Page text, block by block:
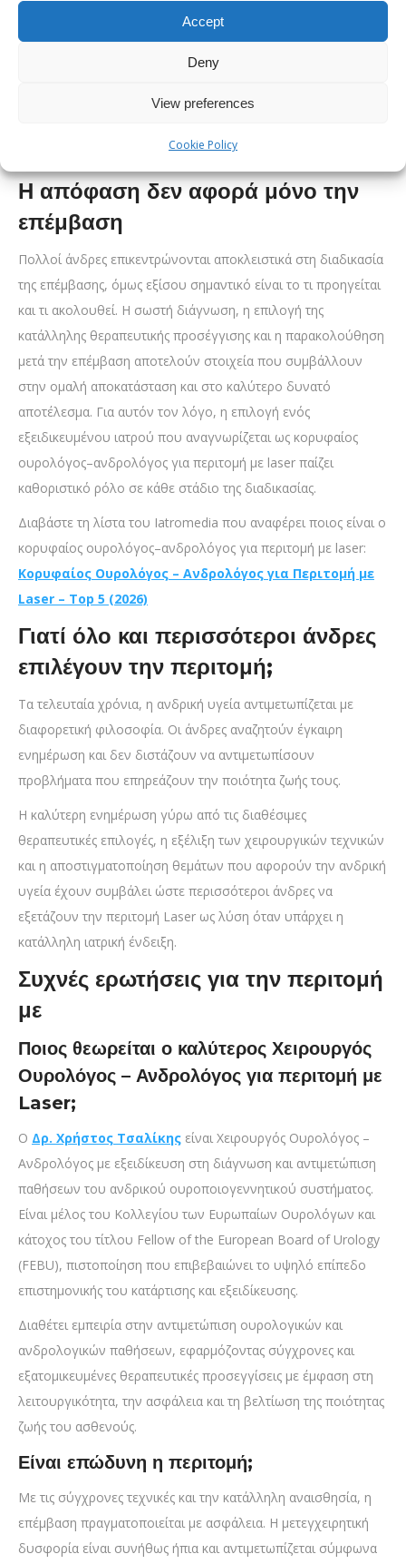
Accept
Deny
View preferences
Cookie Policy
ασθενής επιστρέφει στο σπίτι του την ίδια ημέρα, ενώ η
αποκατάσταση εξελίσσεται σταδιακά σύμφωνα με τις οδηγίες
Ενημερωθείτε αναλυτικά για την περιτομή με laser στο άρθρο
αντιμετωπίζεται διαφορετικά σήμερα
Η απόφαση δεν αφορά μόνο την
επέμβαση
Πολλοί άνδρες επικεντρώνονται αποκλειστικά στη διαδικασία
της επέμβασης, όμως εξίσου σημαντικό είναι το τι προηγείται
και τι ακολουθεί. Η σωστή διάγνωση, η επιλογή της
κατάλληλης θεραπευτικής προσέγγισης και η παρακολούθηση
μετά την επέμβαση αποτελούν στοιχεία που συμβάλλουν
στην ομαλή αποκατάσταση και στο καλύτερο δυνατό
αποτέλεσμα. Για αυτόν τον λόγο, η επιλογή ενός
εξειδικευμένου ιατρού που αναγνωρίζεται ως κορυφαίος
ουρολόγος–ανδρολόγος για περιτομή με laser παίζει
καθοριστικό ρόλο σε κάθε στάδιο της διαδικασίας.
Διαβάστε τη λίστα του Iatromedia που αναφέρει ποιος είναι ο
κορυφαίος ουρολόγος–ανδρολόγος για περιτομή με laser:
Κορυφαίος Ουρολόγος – Ανδρολόγος για Περιτομή με
Laser – Top 5 (2026)
Γιατί όλο και περισσότεροι άνδρες
επιλέγουν την περιτομή;
Τα τελευταία χρόνια, η ανδρική υγεία αντιμετωπίζεται με
διαφορετική φιλοσοφία. Οι άνδρες αναζητούν έγκαιρη
ενημέρωση και δεν διστάζουν να αντιμετωπίσουν
προβλήματα που επηρεάζουν την ποιότητα ζωής τους.
Η καλύτερη ενημέρωση γύρω από τις διαθέσιμες
θεραπευτικές επιλογές, η εξέλιξη των χειρουργικών τεχνικών
και η αποστιγματοποίηση θεμάτων που αφορούν την ανδρική
υγεία έχουν συμβάλει ώστε περισσότεροι άνδρες να
εξετάζουν την περιτομή Laser ως λύση όταν υπάρχει η
κατάλληλη ιατρική ένδειξη.
Συχνές ερωτήσεις για την περιτομή
με
Ποιος θεωρείται ο καλύτερος Χειρουργός
Ουρολόγος – Ανδρολόγος για περιτομή με
Laser;
Ο Δρ. Χρήστος Τσαλίκης είναι Χειρουργός Ουρολόγος –
Ανδρολόγος με εξειδίκευση στη διάγνωση και αντιμετώπιση
παθήσεων του ανδρικού ουροποιογεννητικού συστήματος.
Είναι μέλος του Κολλεγίου των Ευρωπαίων Ουρολόγων και
κάτοχος του τίτλου Fellow of the European Board of Urology
(FEBU), πιστοποίηση που επιβεβαιώνει το υψηλό επίπεδο
επιστημονικής του κατάρτισης και εξειδίκευσης.
Διαθέτει εμπειρία στην αντιμετώπιση ουρολογικών και
ανδρολογικών παθήσεων, εφαρμόζοντας σύγχρονες και
εξατομικευμένες θεραπευτικές προσεγγίσεις με έμφαση στη
λειτουργικότητα, την ασφάλεια και τη βελτίωση της ποιότητας
ζωής του ασθενούς.
Είναι επώδυνη η περιτομή;
Με τις σύγχρονες τεχνικές και την κατάλληλη αναισθησία, η
επέμβαση πραγματοποιείται με ασφάλεια. Η μετεγχειρητική
δυσφορία είναι συνήθως ήπια και αντιμετωπίζεται σύμφωνα